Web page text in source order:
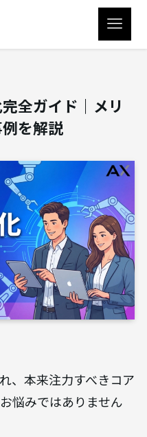
全ガイド｜メリ
を解説
、本来注力すべきコア
悩みではありません